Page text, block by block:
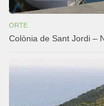
ORTE
Colònia de Sant Jordi –